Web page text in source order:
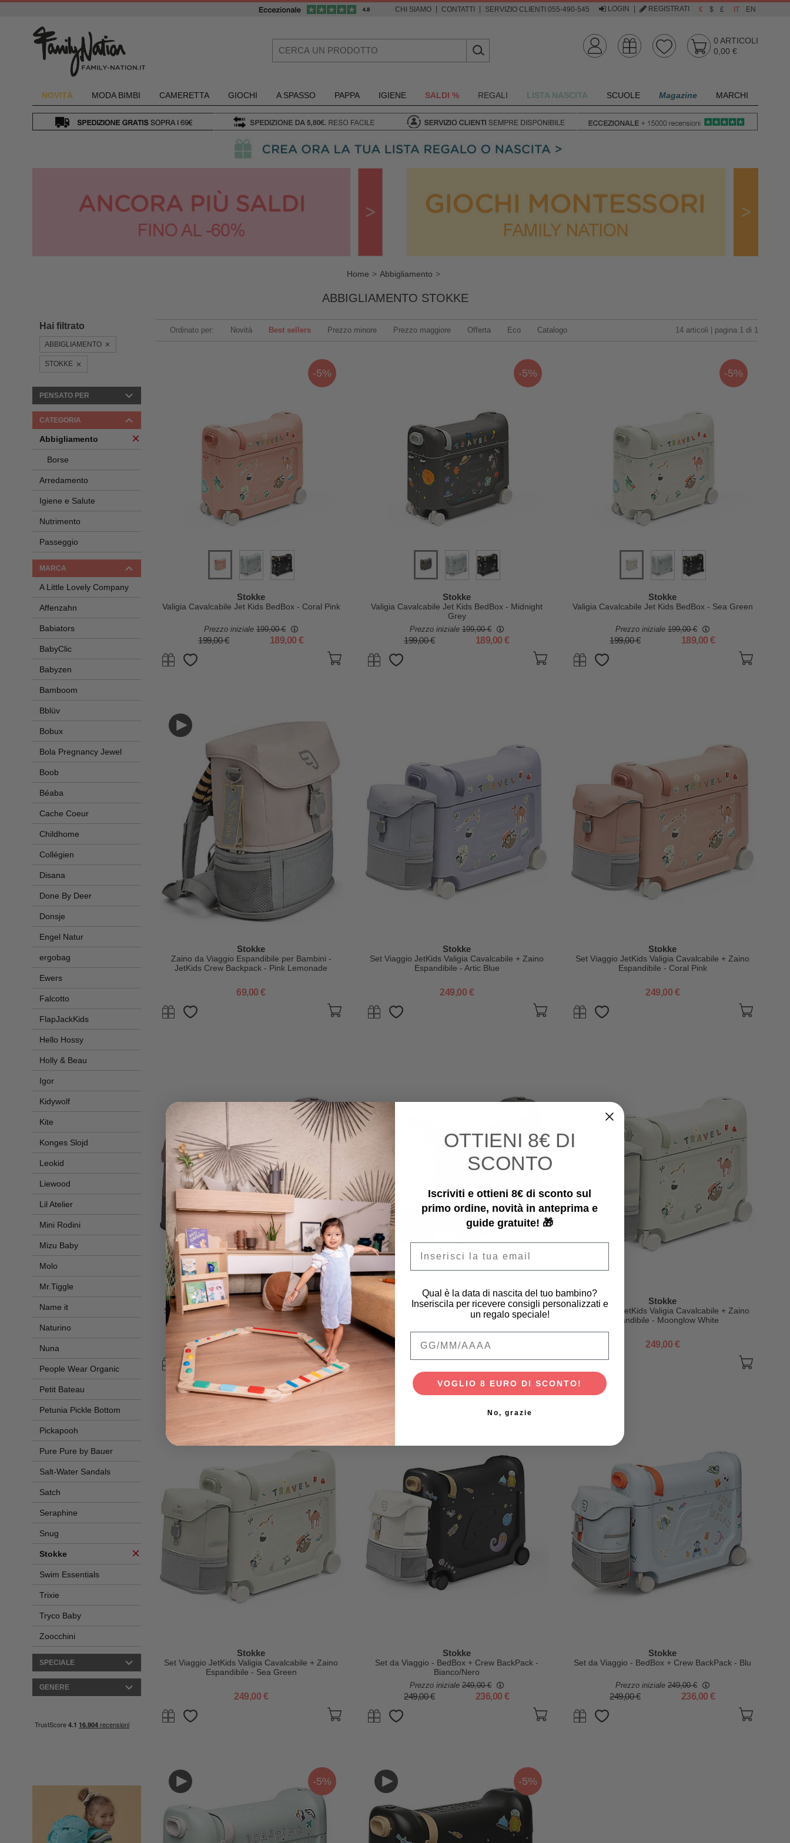
CHI SIAMO CONTATTI SERVIZIO CLIENTI 055-490-545 LOGIN REGISTRATI € $ £ IT EN
0 ARTICOLI
0,00 €
NOVITÀ MODA BIMBI CAMERETTA GIOCHI A SPASSO PAPPA IGIENE SALDI % REGALI LISTA NASCITA SCUOLE Magazine MARCHI
Home Abbigliamento
ABBIGLIAMENTO STOKKE
Hai filtrato
ABBIGLIAMENTO
STOKKE
PENSATO PER
CATEGORIA
Abbigliamento
Borse
Arredamento
Igiene e Salute
Nutrimento
Passeggio
MARCA
A Little Lovely Company
Affenzahn
Babiators
BabyClic
Babyzen
Bamboom
Bblüv
Bobux
Bola Pregnancy Jewel
Boob
Béaba
Cache Coeur
Childhome
Collégien
Disana
Done By Deer
Donsje
Engel Natur
ergobag
Ewers
Falcotto
FlapJackKids
Hello Hossy
Holly & Beau
Igor
Kidywolf
Kite
Konges Slojd
Leokid
Liewood
Lil Atelier
Mini Rodini
Mizu Baby
Molo
Mr.Tiggle
Name it
Naturino
Nuna
People Wear Organic
Petit Bateau
Petunia Pickle Bottom
Pickapooh
Pure Pure by Bauer
Salt-Water Sandals
Satch
Seraphine
Snug
Stokke
Swim Essentials
Trixie
Tryco Baby
Zoocchini
SPECIALE
GENERE
Ordinato per: Novità Best sellers Prezzo minore Prezzo maggiore Offerta Eco Catalogo 14 articoli | pagina 1 di 1
-5%
Stokke
Valigia Cavalcabile Jet Kids BedBox - Coral Pink
Prezzo iniziale 199,00 €
199,00 € 189,00 €
-5%
Stokke
Valigia Cavalcabile Jet Kids BedBox - Midnight
Grey
Prezzo iniziale 199,00 €
199,00 € 189,00 €
-5%
Stokke
Valigia Cavalcabile Jet Kids BedBox - Sea Green
Prezzo iniziale 199,00 €
199,00 € 189,00 €
Stokke
Zaino da Viaggio Espandibile per Bambini -
JetKids Crew Backpack - Pink Lemonade
69,00 €
Stokke
Set Viaggio JetKids Valigia Cavalcabile + Zaino
Espandibile - Artic Blue
249,00 €
Stokke
Set Viaggio JetKids Valigia Cavalcabile + Zaino
Espandibile - Coral Pink
249,00 €
Stokke
Set Viaggio JetKids Valigia Cavalcabile + Zaino
Espandibile - Hazy Lilac
Stokke
Set Viaggio JetKids Valigia Cavalcabile + Zaino
Espandibile - Midnight Grey
249,00 €
Stokke
Set Viaggio JetKids Valigia Cavalcabile + Zaino
Espandibile - Moonglow White
249,00 €
Stokke
Set Viaggio JetKids Valigia Cavalcabile + Zaino
Espandibile - Sea Green
249,00 €
Stokke
Set da Viaggio - BedBox + Crew BackPack -
Bianco/Nero
Prezzo iniziale 249,00 €
249,00 € 236,00 €
Stokke
Set da Viaggio - BedBox + Crew BackPack - Blu
Prezzo iniziale 249,00 €
249,00 € 236,00 €
-5% -5%
OTTIENI 8€ DI
SCONTO
Iscriviti e ottieni 8€ di sconto sul
primo ordine, novità in anteprima e
guide gratuite! 🎁
Qual è la data di nascita del tuo bambino?
Inseriscila per ricevere consigli personalizzati e
un regalo speciale!
VOGLIO 8 EURO DI SCONTO!
No, grazie